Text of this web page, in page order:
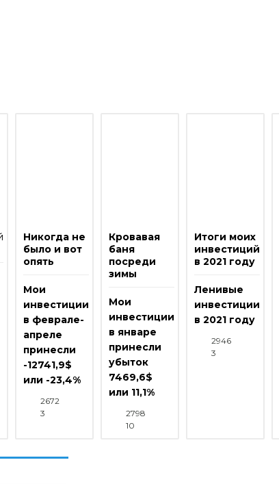
Никогда не
было и вот
опять
Мои
инвестиции
в феврале-
апреле
принесли
-12741,9$
или -23,4%
2672
3
Кровавая
баня
посреди
зимы
Мои
инвестиции
в январе
принесли
убыток
7469,6$
или 11,1%
2798
10
Итоги моих
инвестиций
в 2021 году
Ленивые
инвестиции
в 2021 году
2946
3